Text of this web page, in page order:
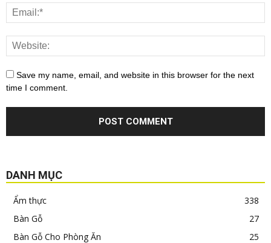
Save my name, email, and website in this browser for the next
time I comment.
DANH MỤC
Ẩm thực
338
Bàn Gỗ
27
Bàn Gỗ Cho Phòng Ăn
25